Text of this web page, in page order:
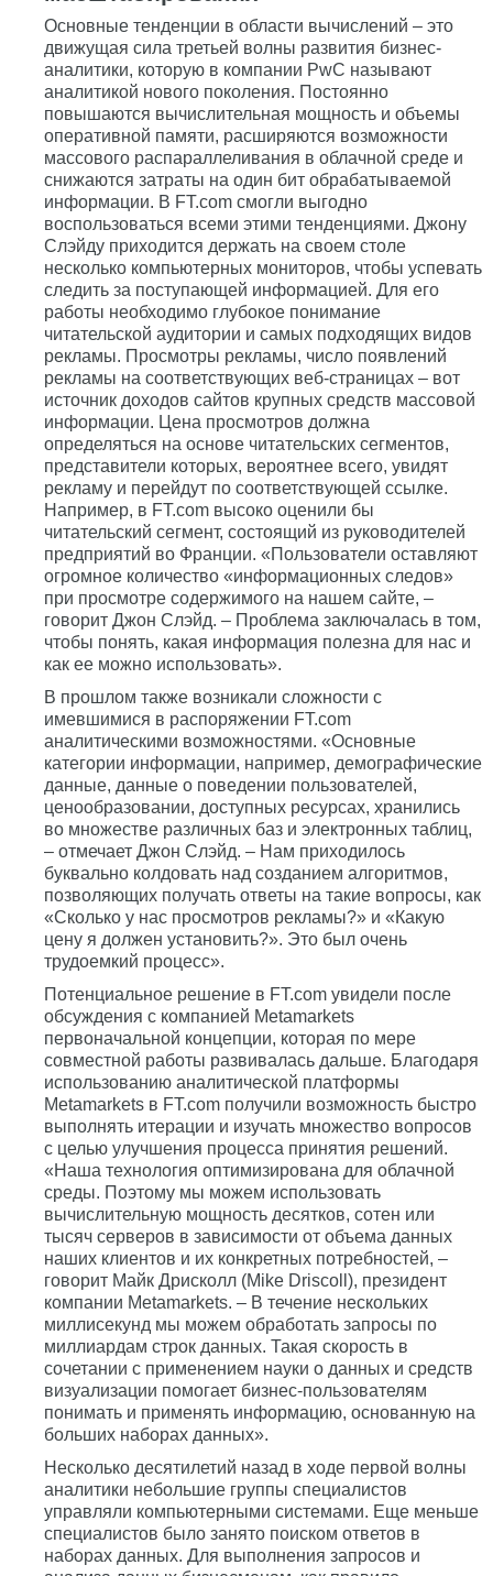
Основные тенденции в области вычислений – это
движущая сила третьей волны развития бизнес-
аналитики, которую в компании PwC называют
аналитикой нового поколения. Постоянно
повышаются вычислительная мощность и объемы
оперативной памяти, расширяются возможности
массового распараллеливания в облачной среде и
снижаются затраты на один бит обрабатываемой
информации. В FT.com смогли выгодно
воспользоваться всеми этими тенденциями. Джону
Слэйду приходится держать на своем столе
несколько компьютерных мониторов, чтобы успевать
следить за поступающей информацией. Для его
работы необходимо глубокое понимание
читательской аудитории и самых подходящих видов
рекламы. Просмотры рекламы, число появлений
рекламы на соответствующих веб-страницах – вот
источник доходов сайтов крупных средств массовой
информации. Цена просмотров должна
определяться на основе читательских сегментов,
представители которых, вероятнее всего, увидят
рекламу и перейдут по соответствующей ссылке.
Например, в FT.com высоко оценили бы
читательский сегмент, состоящий из руководителей
предприятий во Франции. «Пользователи оставляют
огромное количество «информационных следов»
при просмотре содержимого на нашем сайте, –
говорит Джон Слэйд. – Проблема заключалась в том,
чтобы понять, какая информация полезна для нас и
как ее можно использовать».
В прошлом также возникали сложности с
имевшимися в распоряжении FT.com
аналитическими возможностями. «Основные
категории информации, например, демографические
данные, данные о поведении пользователей,
ценообразовании, доступных ресурсах, хранились
во множестве различных баз и электронных таблиц,
– отмечает Джон Слэйд. – Нам приходилось
буквально колдовать над созданием алгоритмов,
позволяющих получать ответы на такие вопросы, как
«Сколько у нас просмотров рекламы?» и «Какую
цену я должен установить?». Это был очень
трудоемкий процесс».
Потенциальное решение в FT.com увидели после
обсуждения с компанией Metamarkets
первоначальной концепции, которая по мере
совместной работы развивалась дальше. Благодаря
использованию аналитической платформы
Metamarkets в FT.com получили возможность быстро
выполнять итерации и изучать множество вопросов
с целью улучшения процесса принятия решений.
«Наша технология оптимизирована для облачной
среды. Поэтому мы можем использовать
вычислительную мощность десятков, сотен или
тысяч серверов в зависимости от объема данных
наших клиентов и их конкретных потребностей, –
говорит Майк Дрисколл (Mike Driscoll), президент
компании Metamarkets. – В течение нескольких
миллисекунд мы можем обработать запросы по
миллиардам строк данных. Такая скорость в
сочетании с применением науки о данных и средств
визуализации помогает бизнес-пользователям
понимать и применять информацию, основанную на
больших наборах данных».
Несколько десятилетий назад в ходе первой волны
аналитики небольшие группы специалистов
управляли компьютерными системами. Еще меньше
специалистов было занято поиском ответов в
наборах данных. Для выполнения запросов и